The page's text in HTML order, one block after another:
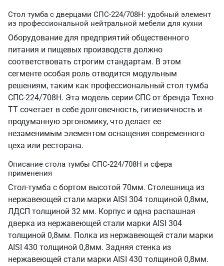
Стол тумба с дверцами СПС-224/708Н: удобный элемент
из профессиональной нейтральной мебели для кухни
Оборудование для предприятий общественного
питания и пищевых производств должно
соответствовать строгим стандартам. В этом
сегменте особая роль отводится модульным
решениям, таким как профессиональный стол тумба
СПС-224/708Н. Эта модель серии СПС от бренда Техно
ТТ сочетает в себе долговечность, гигиеничность и
продуманную эргономику, что делает ее
незаменимым элементом оснащения современного
цеха или ресторана.
Описание стола тумбы СПС-224/708Н и сфера
применения
Стол-тумба с бортом высотой 70мм. Столешница из
нержавеющей стали марки AISI 304 толщиной 0,8мм,
ЛДСП толщиной 32 мм. Корпус и одна распашная
дверка из нержавеющей стали марки AISI 304
толщиной 0,8мм. Полка из нержавеющей стали марки
AISI 430 толщиной 0,8мм. Задняя стенка из
нержавеющей стали марки AISI 430 толщиной 0,8мм.